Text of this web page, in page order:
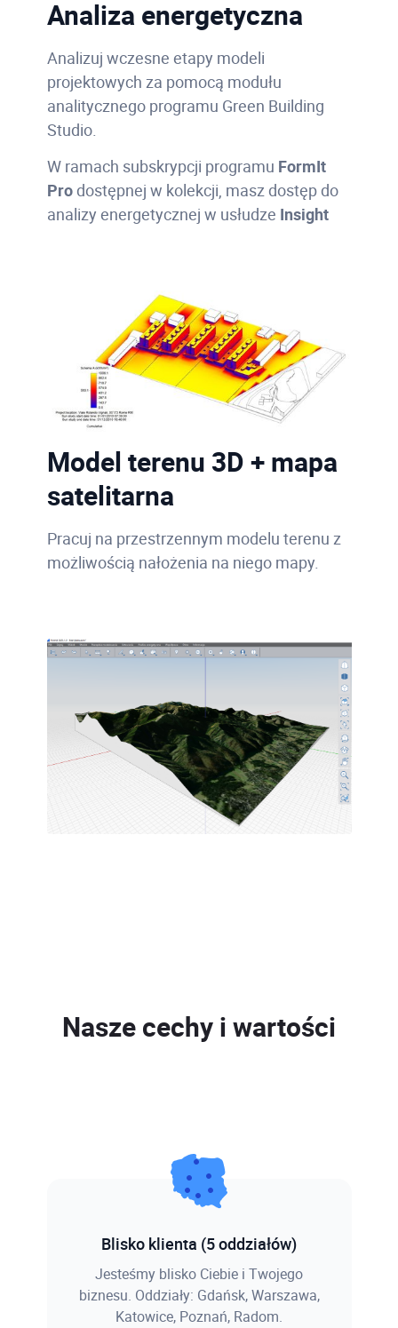
Analiza energetyczna
Analizuj wczesne etapy modeli
projektowych za pomocą modułu
analitycznego programu Green Building
Studio.
W ramach subskrypcji programu FormIt
Prodostępnej w kolekcji, masz dostęp do
analizy energetycznej w usłudze Insight
Model terenu 3D + mapa
satelitarna
Pracuj na przestrzennym modelu terenu z
możliwością nałożenia na niego mapy.
Nasze cechy i wartości
Blisko klienta (5 oddziałów)
Jesteśmy blisko Ciebie i Twojego
biznesu. Oddziały: Gdańsk, Warszawa,
Katowice, Poznań, Radom.